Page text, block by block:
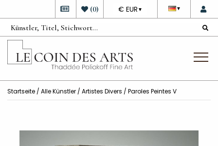
▼
DEVISE
€ EUR ▼
(0)
Startseite / Alle Künstler / Artistes Divers / Paroles Peintes V